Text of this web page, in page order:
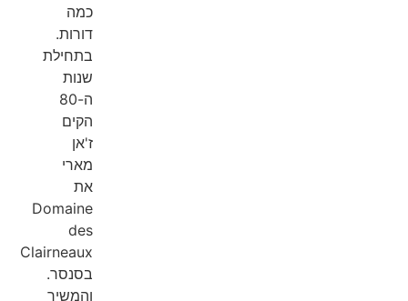
כמה
דורות.
בתחילת
שנות
ה-80
הקים
ז'אן
מארי
את
Domaine
des
Clairneaux
בסנסר.
והמשיך